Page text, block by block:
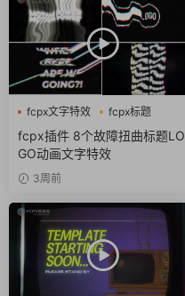
fcpx文字特效
fcpx标题
故障风
fcpx插件 8个故障扭曲标题LO
GO动画文字特效
3周前